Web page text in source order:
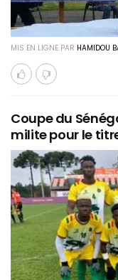
MIS EN LIGNE PAR HAMIDOU
Coupe du
milite pour le